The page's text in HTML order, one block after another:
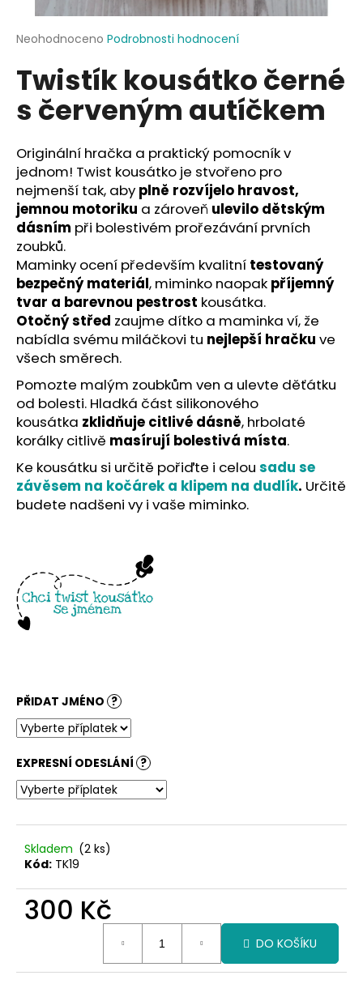
Průměrné
produktu
z
hvězdiček.
Neohodnoceno Podrobnosti hodnocení
Twistík kousátko černé
s červeným autíčkem
Originální hračka a praktický pomocník v
jednom! Twist kousátko je stvořeno pro
nejmenší tak, aby plně rozvíjelo hravost,
jemnou motoriku a zároveň ulevilo dětským
dásním při bolestivém prořezávání prvních
zoubků.
Maminky ocení především kvalitní testovaný
bezpečný materiál, miminko naopak příjemný
tvar a barevnou pestrost kousátka.
Otočný střed zaujme dítko a maminka ví, že
nabídla svému miláčkovi tu nejlepší hračku ve
všech směrech.
Pomozte malým zoubkům ven a ulevte děťátku
od bolesti. Hladká část silikonového
kousátka zklidňuje citlivé dásně, hrbolaté
korálky citlivě masírují bolestivá místa.
Ke kousátku si určitě pořiďte i celou sadu se
závěsem na kočárek a klipem na dudlík. Určitě
budete nadšeni vy i vaše miminko.
PŘIDAT JMÉNO ?
EXPRESNÍ ODESLÁNÍ ?
Skladem (2 ks)
Kód: TK19
300 Kč
DO KOŠÍKU
j
t
?
HLEDAT
D
o
p
o
r
u
č
u
j
e
m